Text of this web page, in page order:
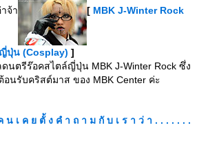
จ้า [ MBK J-Winter Rock
ปุ่น (Cosplay) ]
นตรีร๊อคสไตล์ญี่ปุ่น MBK J-Winter Rock ซึ่ง
อนรับคริสต์มาส ของ MBK Center ค่ะ
น เ ค ย ตั้ ง คํ า ถ า ม กั บ เ ร า ว่ า . . . . . . .